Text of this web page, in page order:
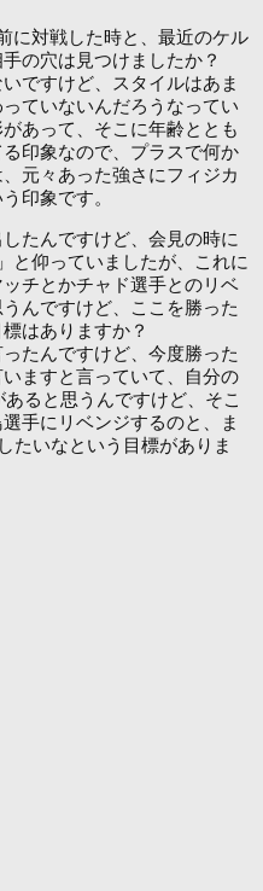
対戦した時と、最近のケル
の穴は見つけましたか？
ですけど、スタイルはあま
ていないんだろうなってい
あって、そこに年齢ととも
印象なので、プラスで何か
元々あった強さにフィジカ
印象です。
んですけど、会見の時に
と仰っていましたが、これに
チとかチャド選手とのリベ
んですけど、ここを勝った
はありますか？
たんですけど、今度勝った
ますと言っていて、自分の
ると思うんですけど、そこ
手にリベンジするのと、ま
たいなという目標がありま